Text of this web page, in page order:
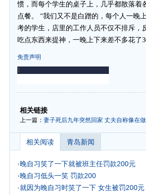
惯，而每个学生的桌子上，几乎都散落着
点餐。 “我们又不是白蹭的，每个人一晚
考的学生，店里的工作人员不仅不排斥
吃点东西来提神，一晚上下来差不多花了
免责声明
-
相关链接
上一篇： 妻子死后九年突然回家 丈夫自称像在
相关阅读 青岛新闻
·晚自习笑了一下就被班主任罚款200元
·晚自习低头一笑 罚款200
·就因为晚自习时笑了一下 女生被罚200元